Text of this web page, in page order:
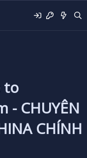
to
- CHUYÊN
CHÍNH